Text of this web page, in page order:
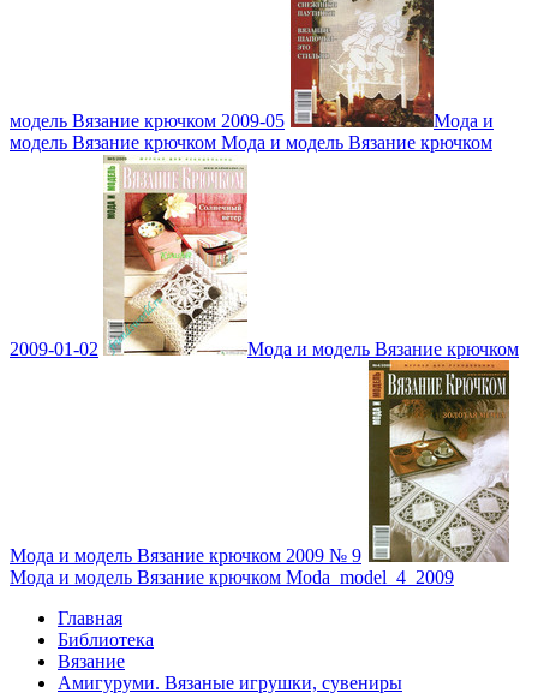
модель Вязание крючком 2009-05
Мода и
модель Вязание крючком Мода и модель Вязание крючком
2009-01-02 Мода и модель Вязание крючком
Мода и модель Вязание крючком 2009 № 9
Мода и модель Вязание крючком Moda_model_4_2009
Главная
Библиотека
Вязание
Амигуруми. Вязаные игрушки, сувениры